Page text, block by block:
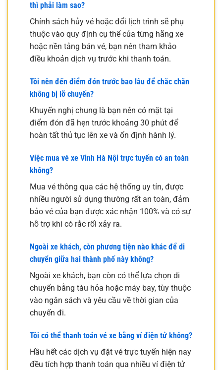
thì phải làm sao?
Chính sách hủy vé hoặc đổi lịch trình sẽ phụ
thuộc vào quy định cụ thể của từng hãng xe
hoặc nền tảng bán vé, bạn nên tham khảo
điều khoản dịch vụ trước khi thanh toán.
Tôi nên đến điểm đón trước bao lâu để chắc chắn
không bị lỡ chuyến?
Khuyến nghị chung là bạn nên có mặt tại
điểm đón đã hẹn trước khoảng 30 phút để
hoàn tất thủ tục lên xe và ổn định hành lý.
Việc mua vé xe Vinh Hà Nội trực tuyến có an toàn
không?
Mua vé thông qua các hệ thống uy tín, được
nhiều người sử dụng thường rất an toàn, đảm
bảo vé của bạn được xác nhận 100% và có sự
hỗ trợ khi có rắc rối xảy ra.
Ngoài xe khách, còn phương tiện nào khác để di
chuyển giữa hai thành phố này không?
Ngoài xe khách, bạn còn có thể lựa chọn di
chuyển bằng tàu hỏa hoặc máy bay, tùy thuộc
vào ngân sách và yêu cầu về thời gian của
chuyến đi.
Tôi có thể thanh toán vé xe bằng ví điện tử không?
Hầu hết các dịch vụ đặt vé trực tuyến hiện nay
đều tích hợp thanh toán qua nhiều ví điện tử